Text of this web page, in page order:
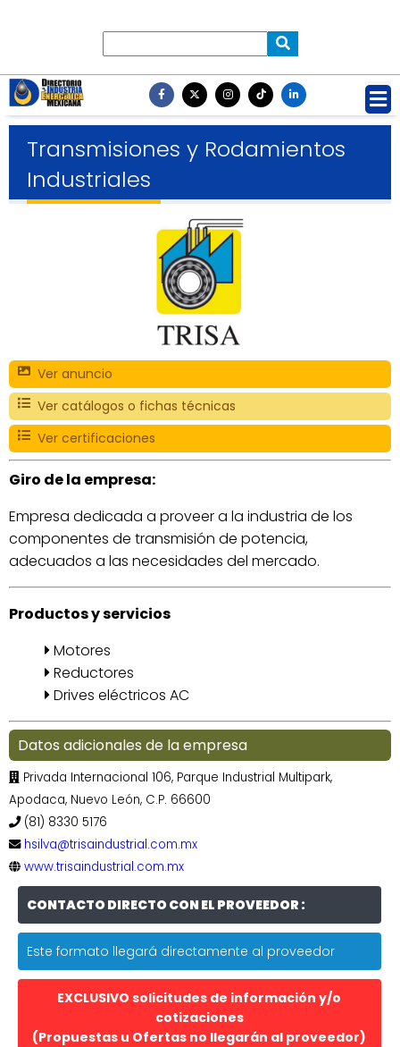
Transmisiones y Rodamientos
Industriales
Ver anuncio
Ver catálogos o fichas técnicas
Ver certificaciones
Giro de la empresa:
Empresa dedicada a proveer a la industria de los
componentes de transmisión de potencia,
adecuados a las necesidades del mercado.
Productos y servicios
Motores
Reductores
Drives eléctricos AC
Datos adicionales de la empresa
Privada Internacional 106, Parque Industrial Multipark,
Apodaca, Nuevo León, C.P. 66600
(81) 8330 5176
hsilva@trisaindustrial.com.mx
www.trisaindustrial.com.mx
CONTACTO DIRECTO CON EL PROVEEDOR :
Este formato llegará directamente al proveedor
EXCLUSIVO solicitudes de información y/o
cotizaciones
(Propuestas u Ofertas no llegarán al proveedor)